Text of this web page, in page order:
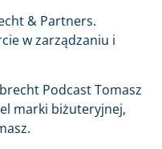
& Partners.
w zarządzaniu i
Podcast Tomasz
marki biżuteryjnej,